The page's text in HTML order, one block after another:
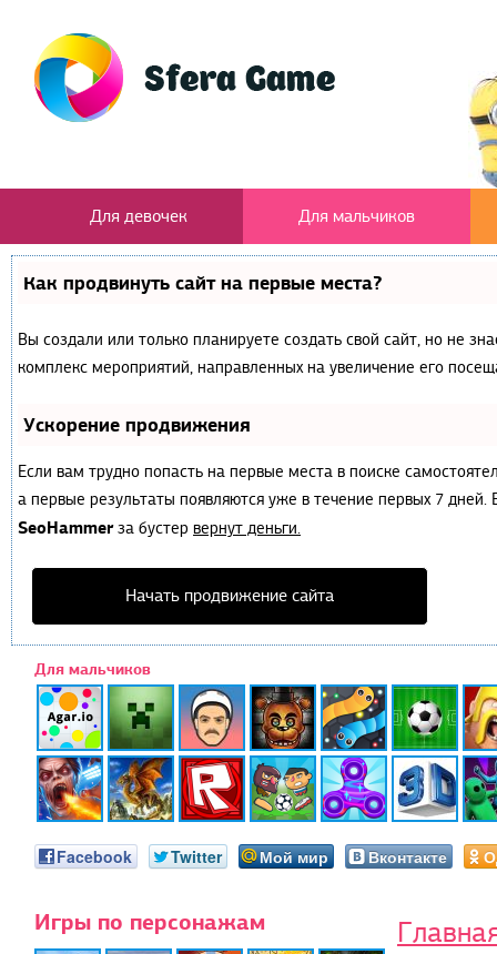
Для девочек Для мальчиков
Как продвинуть сайт на первые места?
Вы создали или только планируете создать свой сайт, но не
комплекс мероприятий, направленных на увеличение его
Ускорение продвижения
Если вам трудно попасть на первые места в поиске
а первые результаты появляются уже в течение первых 7
SeoHammerза бустер вернут деньги.
Начать продвижение сайта
Для мальчиков
Facebook Twitter Мой мир Вконтакте
Игры по персонажам